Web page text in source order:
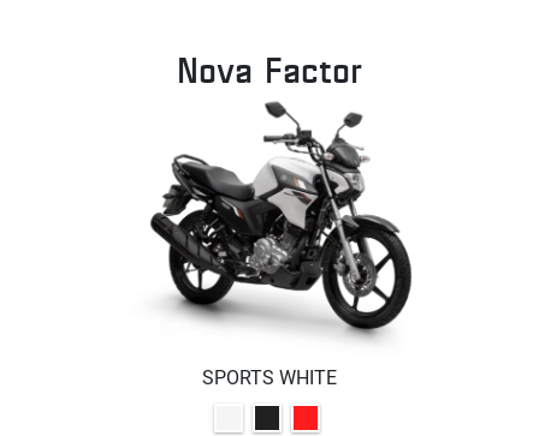
Nova Factor
SPORTS WHITE